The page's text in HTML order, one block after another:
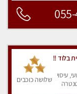
בלוד !!
עיסוי
שלושה כוכבים